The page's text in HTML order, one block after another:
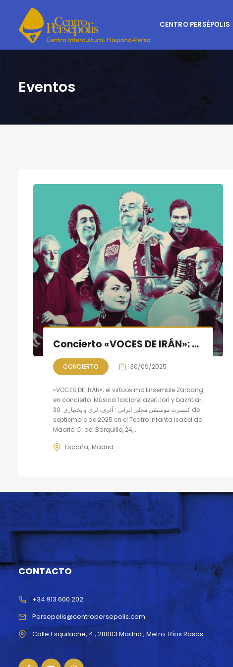
CENTRO PERSÉPOLIS
Eventos
Concierto «VOCES DE IRÁN»: música folclore azerí, lorí y bakhtiari
CONCIERTO 30/09/2025
«VOCES DE IRÁN»; el virtuosimo Ensemble Zarbang
en concierto Música folclore: azerí, lorí y bakhtiari
کنسرت موسیقی محلی ایرانی : آذری، لری و بختیاری 30 de
septiembre de 2025 en el Teatro Infanta Isabel de
Madrid C. del Barquillo, 24,...
España Madrid
CONTACTO
Persepolis@centropersepolis.com
+34 913 600 202